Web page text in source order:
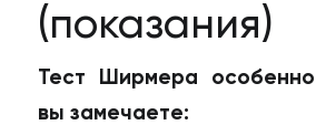
(показания)
Тест Ширмера
вы замечаете: